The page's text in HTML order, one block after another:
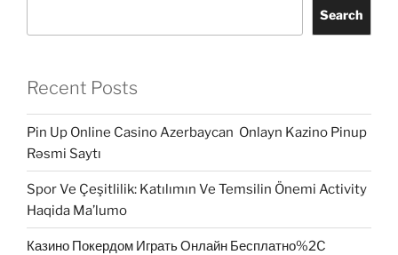
Search
Recent Posts
Pin Up Online Casino Azerbaycan ️ Onlayn Kazino Pinup
Rəsmi Saytı
Spor Ve Çeşitlilik: Katılımın Ve Temsilin Önemi Activity
Haqida Ma’lumo
Казино Покердом Играть Онлайн Бесплатно%2C